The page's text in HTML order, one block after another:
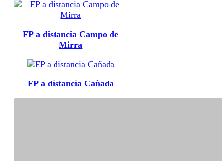
FP a distancia Campo de
Mirra
FP a distancia Cañada